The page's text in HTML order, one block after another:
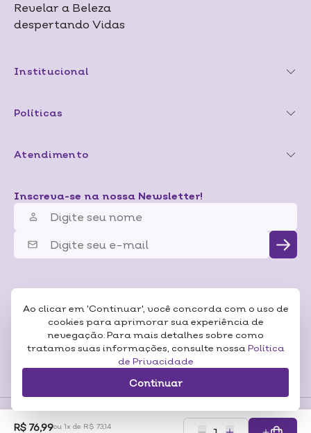
Ao clicar em 'Continuar', você concorda com o uso de
cookies para aprimorar sua experiência de
nevegação. Para mais detalhes sobre como
tratamos suas informações, consulte nossa Política
de Privacidade
Continuar
R$ 76,99ou 1x de R$ 73,14
Revelar a Beleza
despertando Vidas
Institucional
Políticas
Atendimento
Inscreva-se na nossa Newsletter!